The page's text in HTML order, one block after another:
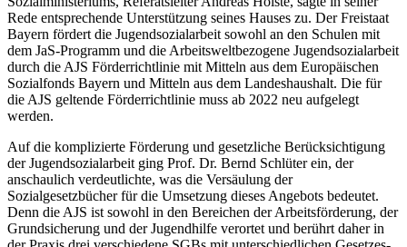
Rede entsprechende Unterstützung seines Hauses zu. Der Freistaat
Bayern fördert die Jugendsozialarbeit sowohl an den Schulen mit
dem JaS-Programm und die Arbeitsweltbezogene Jugendsozialarbeit
durch die AJS Förderrichtlinie mit Mitteln aus dem Europäischen
Sozialfonds Bayern und Mitteln aus dem Landeshaushalt. Die für
die AJS geltende Förderrichtlinie muss ab 2022 neu aufgelegt
werden.
Auf die komplizierte Förderung und gesetzliche Berücksichtigung
der Jugendsozialarbeit ging Prof. Dr. Bernd Schlüter ein, der
anschaulich verdeutlichte, was die Versäulung der
Sozialgesetzbücher für die Umsetzung dieses Angebots bedeutet.
Denn die AJS ist sowohl in den Bereichen der Arbeitsförderung, der
Grundsicherung und der Jugendhilfe verortet und berührt daher in